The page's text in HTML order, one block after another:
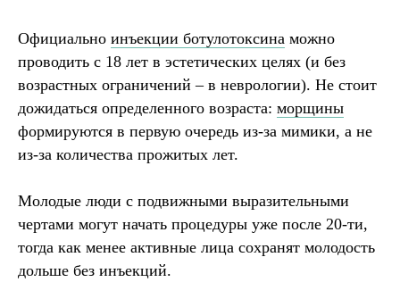
Официально инъекции ботулотоксина можно
проводить с 18 лет в эстетических целях (и без
возрастных ограничений – в неврологии). Не стоит
дожидаться определенного возраста: морщины
формируются в первую очередь из-за мимики, а не
из-за количества прожитых лет.
Молодые люди с подвижными выразительными
чертами могут начать процедуры уже после 20-ти,
тогда как менее активные лица сохранят молодость
дольше без инъекций.